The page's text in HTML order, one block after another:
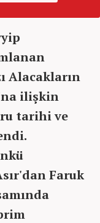
Alacakların
ilişkin
tarihi ve
Faruk